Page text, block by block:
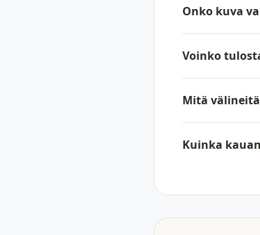
Onko kuva
Voinko
Mitä
Kuinka